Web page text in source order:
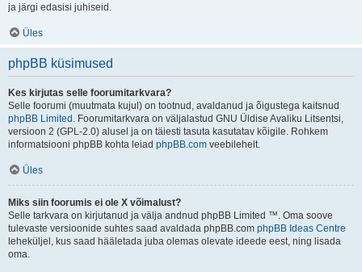
ja järgi edasisi juhiseid.
Üles
phpBB küsimused
Kes kirjutas selle foorumitarkvara?
Selle foorumi (muutmata kujul) on tootnud, avaldanud ja õigustega kaitsnud
phpBB Limited . Foorumitarkvara on väljalastud GNU Üldise Avaliku Litsentsi,
versioon 2 (GPL-2.0) alusel ja on täiesti tasuta kasutatav kõigile. Rohkem
informatsiooni phpBB kohta leiad phpBB.com veebilehelt.
Üles
Miks siin foorumis ei ole X võimalust?
Selle tarkvara on kirjutanud ja välja andnud phpBB Limited ™. Oma soove
tulevaste versioonide suhtes saad avaldada phpBB.com phpBB Ideas Centre
leheküljel, kus saad hääletada juba olemas olevate ideede eest, ning lisada
oma.